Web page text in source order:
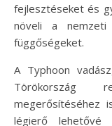
fejlesztéseket és
növeli a
függőségeket.
A Typhoon
Törökország
megerősítéséhez
légierő lehetővé